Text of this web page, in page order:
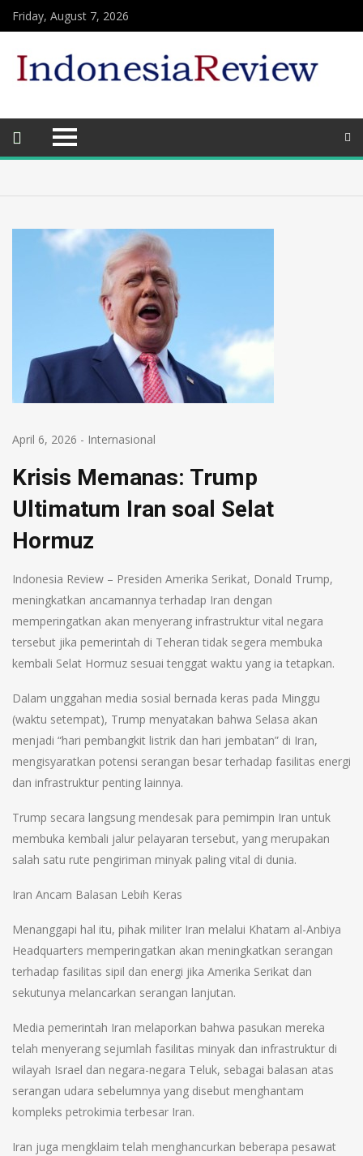
Friday, August 7, 2026
April 6, 2026 - Internasional
Krisis Memanas: Trump
Ultimatum Iran soal Selat
Hormuz
Indonesia Review – Presiden Amerika Serikat, Donald Trump,
meningkatkan ancamannya terhadap Iran dengan
memperingatkan akan menyerang infrastruktur vital negara
tersebut jika pemerintah di Teheran tidak segera membuka
kembali Selat Hormuz sesuai tenggat waktu yang ia tetapkan.
Dalam unggahan media sosial bernada keras pada Minggu
(waktu setempat), Trump menyatakan bahwa Selasa akan
menjadi “hari pembangkit listrik dan hari jembatan” di Iran,
mengisyaratkan potensi serangan besar terhadap fasilitas energi
dan infrastruktur penting lainnya.
Trump secara langsung mendesak para pemimpin Iran untuk
membuka kembali jalur pelayaran tersebut, yang merupakan
salah satu rute pengiriman minyak paling vital di dunia.
Iran Ancam Balasan Lebih Keras
Menanggapi hal itu, pihak militer Iran melalui Khatam al-Anbiya
Headquarters memperingatkan akan meningkatkan serangan
terhadap fasilitas sipil dan energi jika Amerika Serikat dan
sekutunya melancarkan serangan lanjutan.
Media pemerintah Iran melaporkan bahwa pasukan mereka
telah menyerang sejumlah fasilitas minyak dan infrastruktur di
wilayah Israel dan negara-negara Teluk, sebagai balasan atas
serangan udara sebelumnya yang disebut menghantam
kompleks petrokimia terbesar Iran.
Iran juga mengklaim telah menghancurkan beberapa pesawat